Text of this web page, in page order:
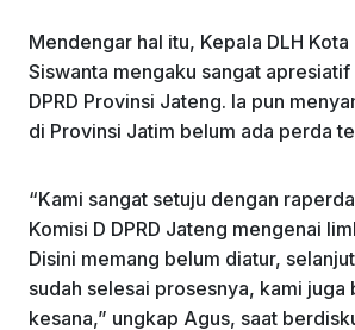
Mendengar hal itu, Kepala DLH
Siswanta mengaku sangat
DPRD Provinsi Jateng. Ia pun
di Provinsi Jatim belum ada perda
“Kami sangat setuju dengan
Komisi D DPRD Jateng mengenai
Disini memang belum diatur,
sudah selesai prosesnya, kami juga
kesana,” ungkap Agus, saat